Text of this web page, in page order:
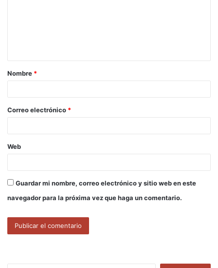
a
r
*
Nombre *
Correo electrónico *
Web
Guardar mi nombre, correo electrónico y sitio web en este
navegador para la próxima vez que haga un comentario.